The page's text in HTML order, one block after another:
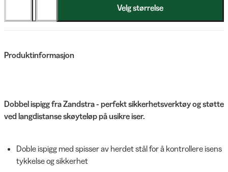
Velg størrelse
Produktinformasjon
Dobbel ispigg fra Zandstra - perfekt sikkerhetsverktøy og støtte
ved langdistanse skøyteløp på usikre iser.
Doble ispigg med spisser av herdet stål for å kontrollere isens
tykkelse og sikkerhet